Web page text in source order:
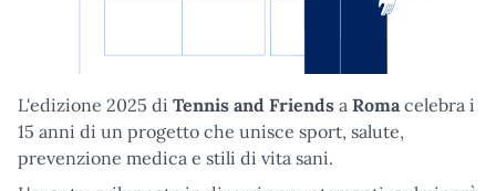
L'edizione 2025 di Tennis and Friends a Roma celebra i
15 anni di un progetto che unisce sport, salute,
prevenzione medica e stili di vita sani.